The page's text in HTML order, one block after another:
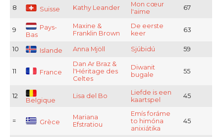
8 Suisse Kathy Leander
Mon cœur
l'aime
67
9
Pays-
Bas
Maxine &
Franklin Brown
De eerste
keer
63
10 Islande Anna Mjöll Sjúbidú 59
11 France
Dan Ar Braz &
l'Héritage des
Celtes
Diwanit
bugale
55
12
Belgique
Lisa del Bo
Liefde is een
kaartspel
45
= Grèce
Mariana
Efstratiou
Emís foráme
to himóna
anixiátika
45